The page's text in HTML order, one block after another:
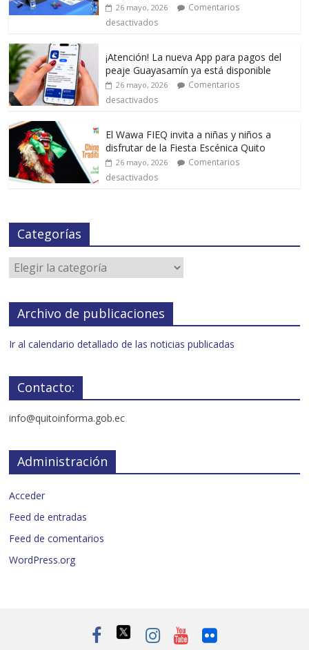
26 mayo, 2026
Comentarios
desactivados
¡Atención! La nueva App para pagos del
peaje Guayasamín ya está disponible
26 mayo, 2026
Comentarios
desactivados
El Wawa FIEQ invita a niñas y niños a
disfrutar de la Fiesta Escénica Quito
26 mayo, 2026
Comentarios
desactivados
Categorías
Archivo de publicaciones
Ir al calendario detallado de las noticias publicadas
Contacto:
info@quitoinforma.gob.ec
Administración
Acceder
Feed de entradas
Feed de comentarios
WordPress.org